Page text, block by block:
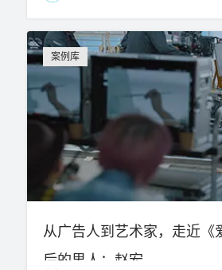
案例库
从广告人到艺术家，走近《
后的男人：赵宏